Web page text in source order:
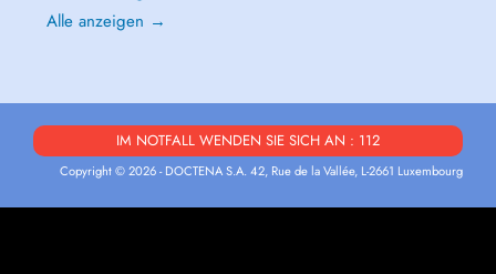
Alle anzeigen →
IM NOTFALL WENDEN SIE SICH AN : 112
Copyright © 2026 - DOCTENA S.A. 42, Rue de la Vallée, L-2661 Luxembourg